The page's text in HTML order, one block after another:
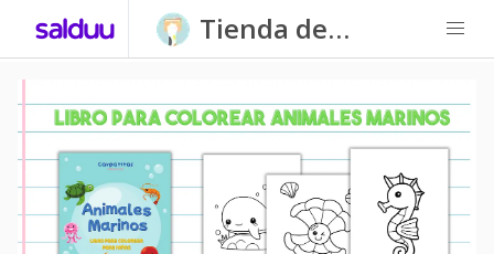
Tienda de
Carpatitas
Homeschool